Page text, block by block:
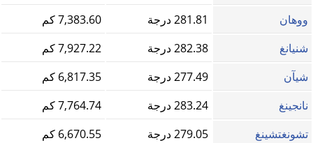
ووهان
281.81 درجة
7,383.60 كم
شنيانغ
282.38 درجة
7,927.22 كم
شيآن
277.49 درجة
6,817.35 كم
نانجينغ
283.24 درجة
7,764.74 كم
تشونغتشينغ
279.05 درجة
6,670.55 كم